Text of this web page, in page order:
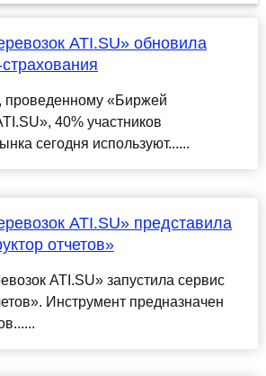
ATI.SU» обновила
проведенному «Биржей
40% участников
сегодня используют......
ATI.SU» представила
отчетов»
ATI.SU» запустила сервис
Инструмент предназначен